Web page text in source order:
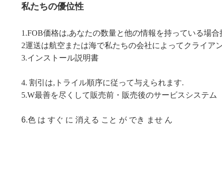
私たちの優位性
1.FOB価格は,あなたの数量と他の情報を持っている場
2運送は航空または海で私たちの会社によってクライア
3.インストール説明書
4. 割引は,トライル順序に従って与えられます.
5.W最善を尽くして販売前・販売後のサービスシステム
6.色 は すぐ に 消える こと が でき ませ ん